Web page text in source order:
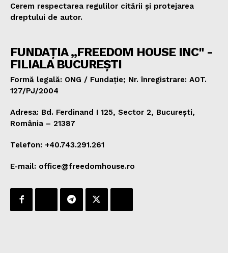
Cerem respectarea regulilor citării și protejarea
dreptului de autor.
FUNDAȚIA „FREEDOM HOUSE INC" -
FILIALA BUCUREȘTI
Formă legală: ONG / Fundație; Nr. înregistrare: AOT.
127/PJ/2004
Adresa: Bd. Ferdinand I 125, Sector 2, București,
România – 21387
Telefon: +40.743.291.261
E-mail: office@freedomhouse.ro